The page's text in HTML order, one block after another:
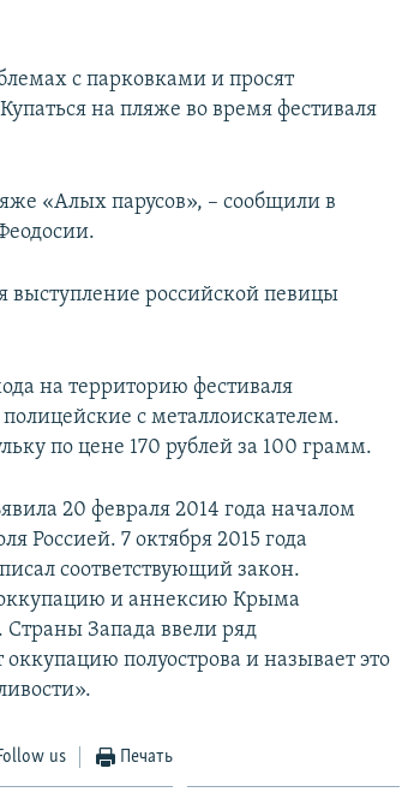
с парковками и просят
на пляже во время фестиваля
«Алых парусов», – сообщили в
выступление российской певицы
на территорию фестиваля
с металлоискателем.
по цене 170 рублей за 100 грамм.
20 февраля 2014 года началом
Россией. 7 октября 2015 года
соответствующий закон.
и аннексию Крыма
Запада ввели ряд
полуострова и называет это
us Печать